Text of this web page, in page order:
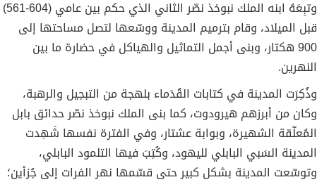
وتبِعَهُ ابنه الملك نبوخذ نصّر الثاني الذي حكم بين عامي (604-561)
قبل الميلاد، وقام بترميم المدينة ووسّعها لتصل مساحتها إلى
900 هكتار، وبنى أجمل التماثيل والهياكل في حضارة ما بين
النهرين.
وذُكِرَت المدينة في كتابات القُدَماء بلهجة من التبجيل والرهبة،
وكان من أبرزهم هيرودوت، كما بنى الملك نبوخذ نصّر حدائق بابل
المُعلّقة الشهيرة، وبوابة عشتار، وفي الفترة نفسها شَهِدت
المدينة السَبي البابلي لليهود، وكُتِبَ فيها التلمود البابلي،
وتوسّعت المدينة بشكل كبير حتى قسّمها نهر الفرات إلى جُزأين؛